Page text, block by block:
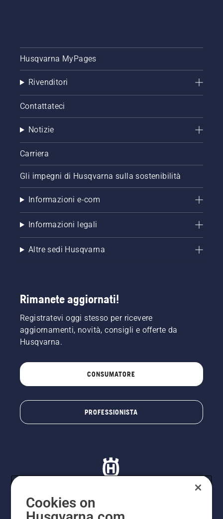
Husqvarna MyPages
Rivenditori
Contattateci
Notizie
Carriera
Gli impegni di Husqvarna sulla sostenibilità
Informazioni e-com
Informazioni legali
Altre sedi Husqvarna
Rimanete aggiornati!
Registratevi oggi stesso per ricevere
aggiornamenti, novità, consigli e offerte da
Husqvarna.
CONSUMATORE
PROFESSIONISTA
Cookies on